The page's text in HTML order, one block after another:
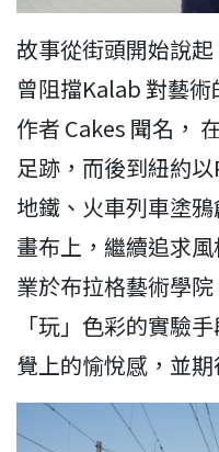
故事從街頭開始說
曾阻擋Kalab 對藝
作者 Cakes 聞名，
足跡，而後到紐約
地鐵、火車列車塗
畫布上，繼續追求
業於布拉格藝術學
「玩」色彩的實驗
覺上的愉悅感，並